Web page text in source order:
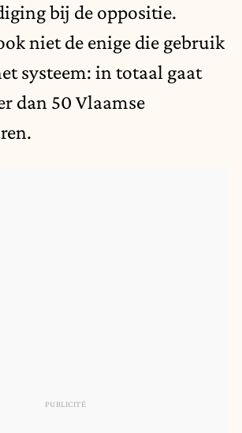
bij de oppositie.
niet de enige die gebruik
systeem: in totaal gaat
dan 50 Vlaamse